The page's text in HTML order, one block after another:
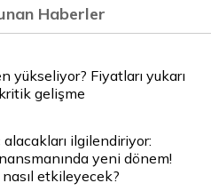
Haberler
yükseliyor? Fiyatları yukarı
gelişme
alacakları ilgilendiriyor:
yeni dönem!
etkileyecek?